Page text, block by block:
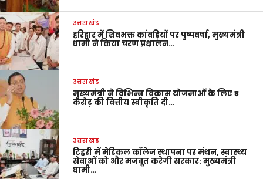
उत्तराखंड
हरिद्वार में शिवभक्त कांवड़ियों पर पुष्पवर्षा, मुख्यमंत्री
धामी ने किया चरण प्रक्षालन…
उत्तराखंड
मुख्यमंत्री ने विभिन्न विकास योजनाओं के लिए ₹5
करोड़ की वित्तीय स्वीकृति दी…
उत्तराखंड
टिहरी में मेडिकल कॉलेज स्थापना पर मंथन, स्वास्थ्य
सेवाओं को और मजबूत करेगी सरकार: मुख्यमंत्री
धामी…